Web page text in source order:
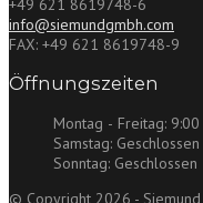
+49 621 8619748-6
info@siemundgmbh.com
FAX: +49 621 8619748-9
Öffnungszeiten
Montag - Freitag:
Samstag: Geschlossen
Sonntag: Geschlossen
© Copyright 2026 -